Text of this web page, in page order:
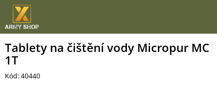
Přejít
obsah
Tablety na čištění vody Micropur MC
1T
Kód: 40440